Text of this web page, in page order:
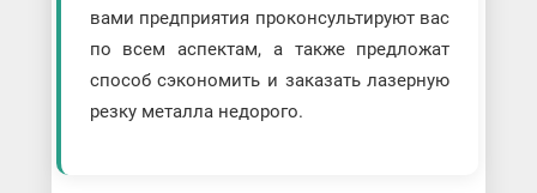
вами предприятия проконсультируют вас
по всем аспектам, а также предложат
способ сэкономить и заказать лазерную
резку металла недорого.